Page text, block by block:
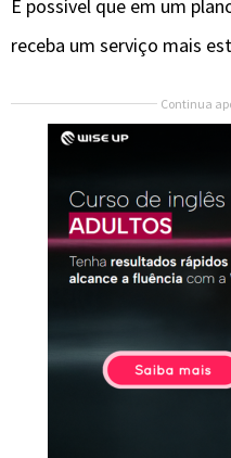
É possível que em um
receba um serviço mais
Continua